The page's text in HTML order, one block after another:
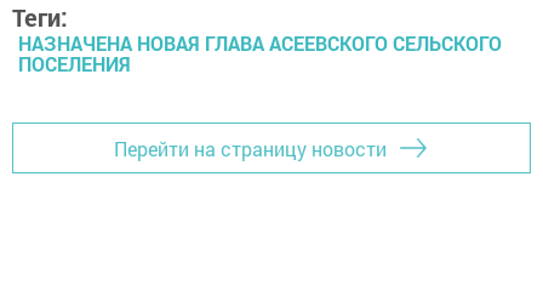
Теги:
НАЗНАЧЕНА НОВАЯ ГЛАВА АСЕЕВСКОГО СЕЛЬСКОГО
ПОСЕЛЕНИЯ
Перейти на страницу новости